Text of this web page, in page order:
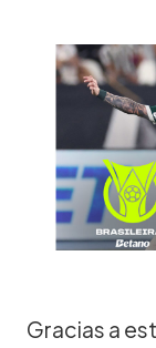
Gracias a